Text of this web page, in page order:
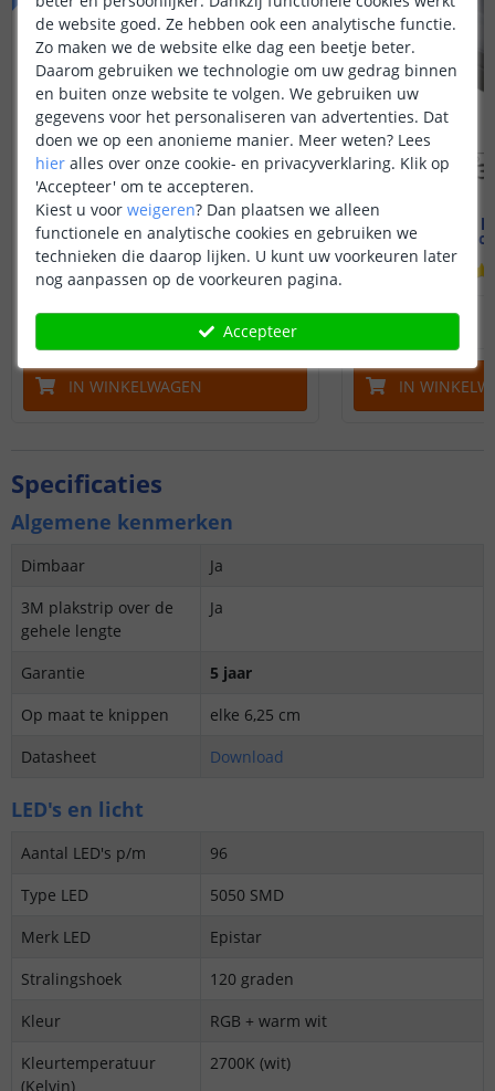
PRO | Warm wit led strip
Complete set | 1 meter
64 reviews
32,95
IN WINKELWAGEN
Led strip
19 mm -
IN
Specificaties
Algemene kenmerken
Dimbaar
Ja
3M plakstrip over de
gehele lengte
Ja
Garantie
5 jaar
Op maat te knippen
elke 6,25 cm
Datasheet
Download
LED's en licht
Aantal LED's p/m
96
Type LED
5050 SMD
Merk LED
Epistar
Stralingshoek
120 graden
Kleur
RGB + warm wit
Kleurtemperatuur
(Kelvin)
2700K (wit)
de website goed. Ze hebben ook een analytische functie.
Zo maken we de website elke dag een beetje beter.
Daarom gebruiken we technologie om uw gedrag binnen
en buiten onze website te volgen. We gebruiken uw
gegevens voor het personaliseren van advertenties. Dat
doen we op een anonieme manier. Meer weten? Lees
hier alles over onze cookie- en privacyverklaring. Klik op
'Accepteer' om te accepteren.
Kiest u voor weigeren? Dan plaatsen we alleen
functionele en analytische cookies en gebruiken we
technieken die daarop lijken. U kunt uw voorkeuren later
nog aanpassen op de voorkeuren pagina.
Accepteer